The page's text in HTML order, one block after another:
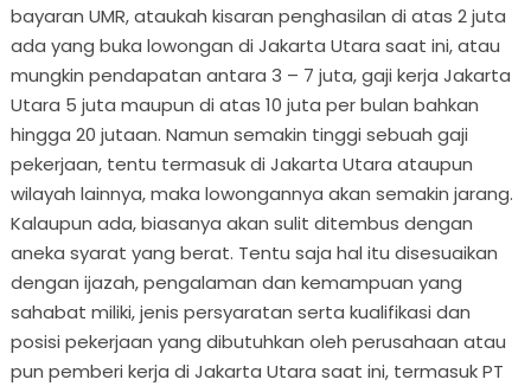
bayaran UMR, ataukah kisaran penghasilan di atas 2 juta
ada yang buka lowongan di Jakarta Utara saat ini, atau
mungkin pendapatan antara 3 – 7 juta, gaji kerja Jakarta
Utara 5 juta maupun di atas 10 juta per bulan bahkan
hingga 20 jutaan. Namun semakin tinggi sebuah gaji
pekerjaan, tentu termasuk di Jakarta Utara ataupun
wilayah lainnya, maka lowongannya akan semakin jarang.
Kalaupun ada, biasanya akan sulit ditembus dengan
aneka syarat yang berat. Tentu saja hal itu disesuaikan
dengan ijazah, pengalaman dan kemampuan yang
sahabat miliki, jenis persyaratan serta kualifikasi dan
posisi pekerjaan yang dibutuhkan oleh perusahaan atau
pun pemberi kerja di Jakarta Utara saat ini, termasuk PT